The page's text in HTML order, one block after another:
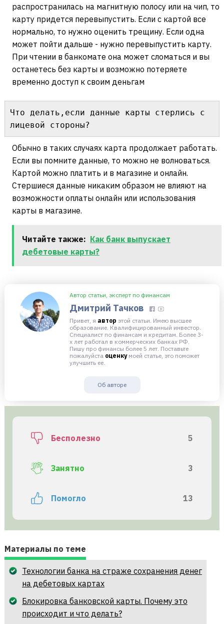
распространилась на магнитную полосу или на чип, то
карту придется перевыпустить. Если с картой все
нормально, то нужно оценить трещину. Если одна
может пойти дальше - нужно перевыпустить карту.
При чтении в банкомате она может сломаться и вы
останетесь без карты и возможно потеряете
временно доступ к своим деньгам
Что делать,если данные карты стерлись с
лицевой стороны?
Обычно в таких случаях карта продолжает работать.
Если вы помните данные, то можно не волноваться.
Картой можно платить и в магазине и онлайн.
Стершиеся данные никаким образом не влияют на
возможности оплаты онлайн или использования
карты в магазине.
Читайте также: Как банк выпускает
дебетовые карты?
Автор статьи, эксперт по финансам
Дмитрий Тачков
Привет, я автор этой статьи. Имею высшее
образование. Квалифицированный инвестор.
Специалист по финансам и кредитам. Более 3-
х лет работал в коммерческих банках РФ.
Пишу про финансы более 5 лет. Поставьте
пожалуйста оценкумоей статье, это поможет
улучшить ее.
Об авторе
Бесполезно 5
Занятно 3
Помогло 13
Материалы по теме
Технологии банка на страже сохранения денег
на дебетовых картах
Блокировка банковской карты. Почему это
происходит и что делать?